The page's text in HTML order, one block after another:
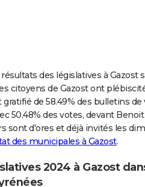
des législatives à Gazost
citoyens de Gazost ont
gratifié de 58.49% des bulletins
50.48% des votes, devant
sont d'ores et déjà invités les
des municipales à Gazost.
2024 à Gazost